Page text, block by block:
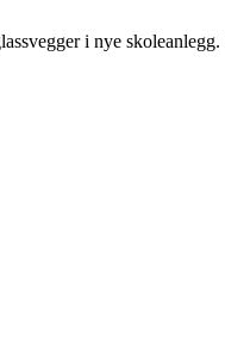
i nye skoleanlegg.